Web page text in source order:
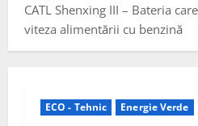
CATL Shenxing III – Bateria
viteza alimentării cu benzină
ECO - Tehnic Energie Verde